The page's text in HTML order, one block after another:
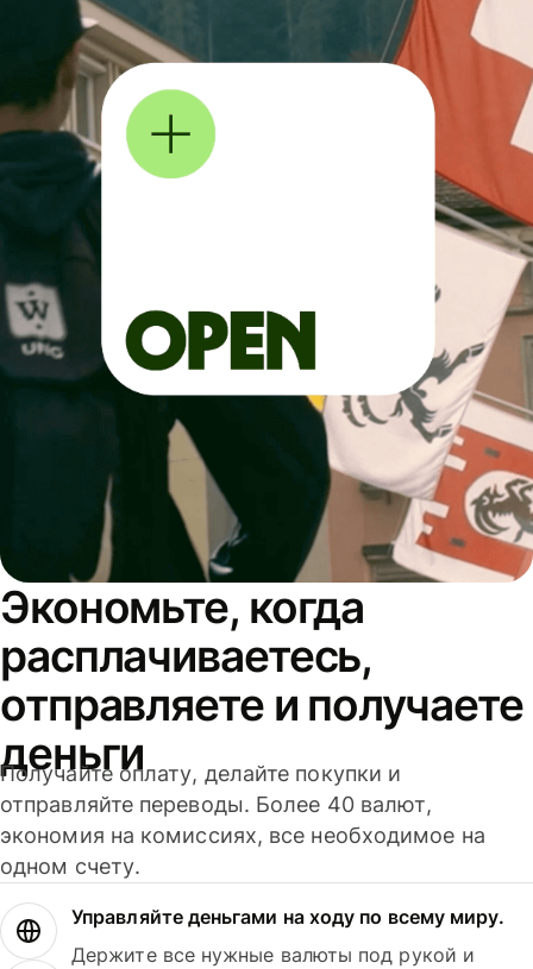
Экономьте, когда
расплачиваетесь,
отправляете и получаете
деньги
Получайте оплату, делайте покупки и
отправляйте переводы. Более 40 валют,
экономия на комиссиях, все необходимое на
одном счету.
Управляйте деньгами на ходу по всему миру.
Держите все нужные валюты под рукой и